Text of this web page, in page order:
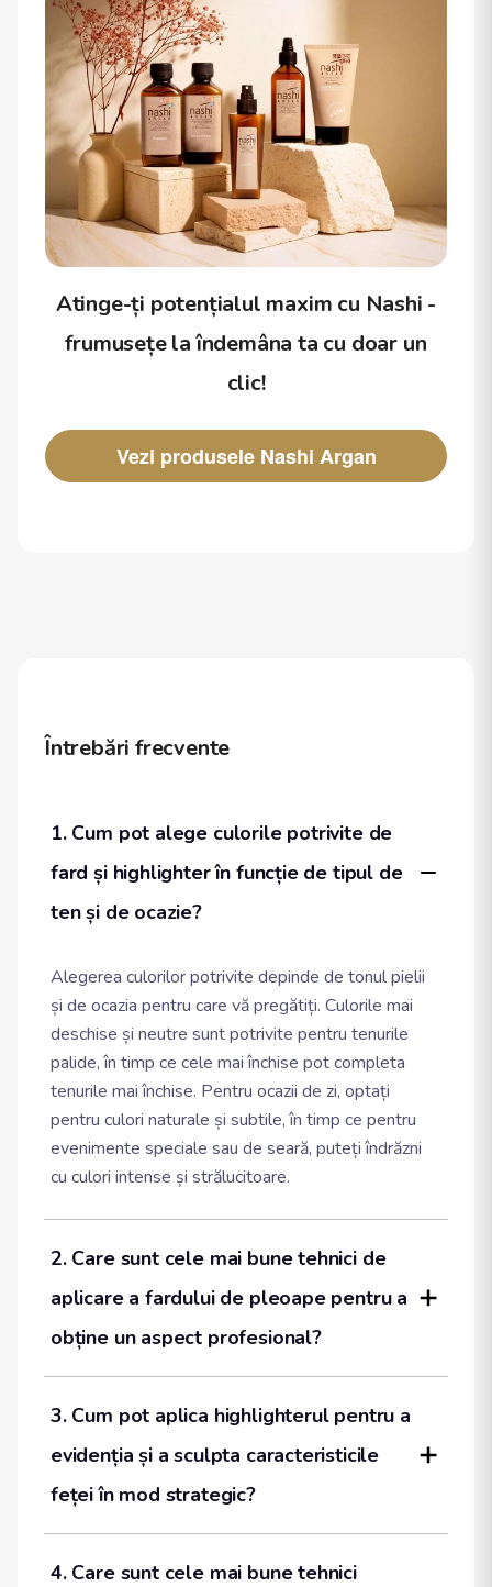
Atinge-ți potențialul maxim cu Nashi -
frumusețe la îndemâna ta cu doar un
clic!
Vezi produsele Nashi Argan
Întrebări frecvente
1. Cum pot alege culorile potrivite de
fard și highlighter în funcție de tipul de
ten și de ocazie?
Alegerea culorilor potrivite depinde de tonul pielii
și de ocazia pentru care vă pregătiți. Culorile mai
deschise și neutre sunt potrivite pentru tenurile
palide, în timp ce cele mai închise pot completa
tenurile mai închise. Pentru ocazii de zi, optați
pentru culori naturale și subtile, în timp ce pentru
evenimente speciale sau de seară, puteți îndrăzni
cu culori intense și strălucitoare.
2. Care sunt cele mai bune tehnici de
aplicare a fardului de pleoape pentru a
obține un aspect profesional?
3. Cum pot aplica highlighterul pentru a
evidenția și a sculpta caracteristicile
feței în mod strategic?
4. Care sunt cele mai bune tehnici